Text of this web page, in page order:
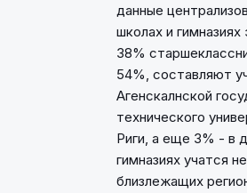
данные
школах и
38%
54%, составляют
Агенскалнской
технического
Риги, а еще 3% - в
гимназиях учатся
близлежащих